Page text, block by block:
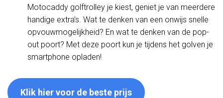
Motocaddy golftrolley je kiest, geniet je van meerdere
handige extra’s. Wat te denken van een onwijs snelle
opvouwmogelijkheid? En wat te denken van de pop-
out poort? Met deze poort kun je tijdens het golven je
smartphone opladen!
Klik hier voor de beste prijs